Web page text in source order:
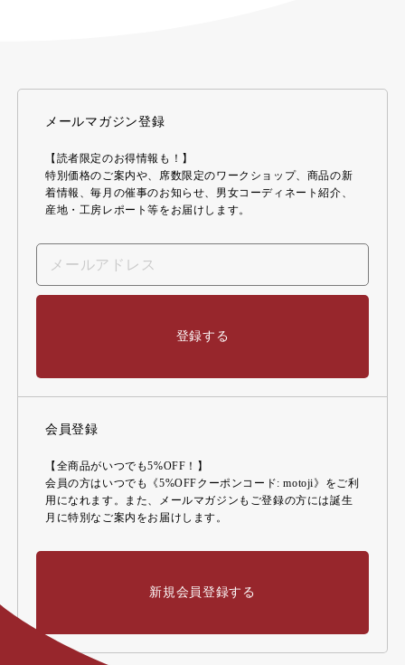
メールマガジン登録
【読者限定のお得情報も！】
特別価格のご案内や、席数限定のワークショップ、商品の新
着情報、毎月の催事のお知らせ、男女コーディネート紹介、
産地・工房レポート等をお届けします。
登録する
会員登録
【全商品がいつでも5%OFF！】
会員の方はいつでも《5%OFFクーポンコード: motoji》をご利
用になれます。また、メールマガジンもご登録の方には誕生
月に特別なご案内をお届けします。
新規会員登録する